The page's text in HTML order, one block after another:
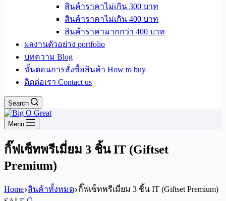
สินค้าราคาไม่เกิน 300 บาท
สินค้าราคาไม่เกิน 400 บาท
สินค้าราคามากกว่า 400 บาท
ผลงานตัวอย่าง portfolio
บทความ Blog
ขั้นตอนการสั่งซื้อสินค้า How to buy
ติดต่อเรา Contact us
Search
Menu
กิ๊ฟเซ็ทพรีเมี่ยม 3 ชิ้น IT (Giftset
Premium)
Home สินค้าทั้งหมด กิ๊ฟเซ็ทพรีเมี่ยม 3 ชิ้น IT (Giftset Premium)